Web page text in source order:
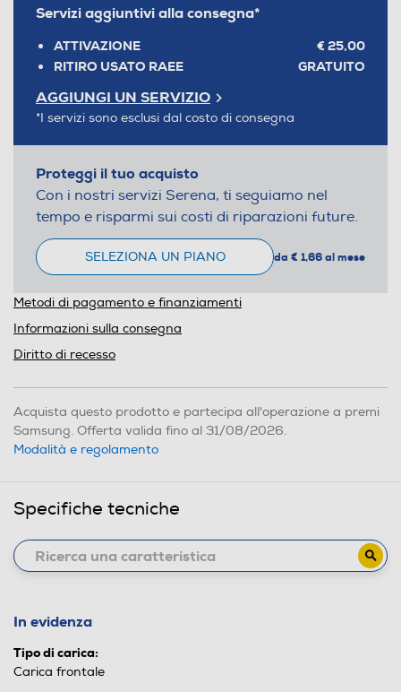
Servizi aggiuntivi alla consegna*
ATTIVAZIONE
€ 25,00
RITIRO USATO RAEE
GRATUITO
AGGIUNGI UN SERVIZIO
*I servizi sono esclusi dal costo di consegna
Proteggi il tuo acquisto
Con i nostri servizi Serena, ti seguiamo nel
tempo e risparmi sui costi di riparazioni future.
SELEZIONA UN PIANO da € 1,66 al mese
Metodi di pagamento e finanziamenti
Informazioni sulla consegna
Diritto di recesso
Acquista questo prodotto e partecipa all'operazione a premi
Samsung. Offerta valida fino al 31/08/2026.
Modalità e regolamento
Specifiche tecniche
In evidenza
Tipo di carica:
Carica frontale